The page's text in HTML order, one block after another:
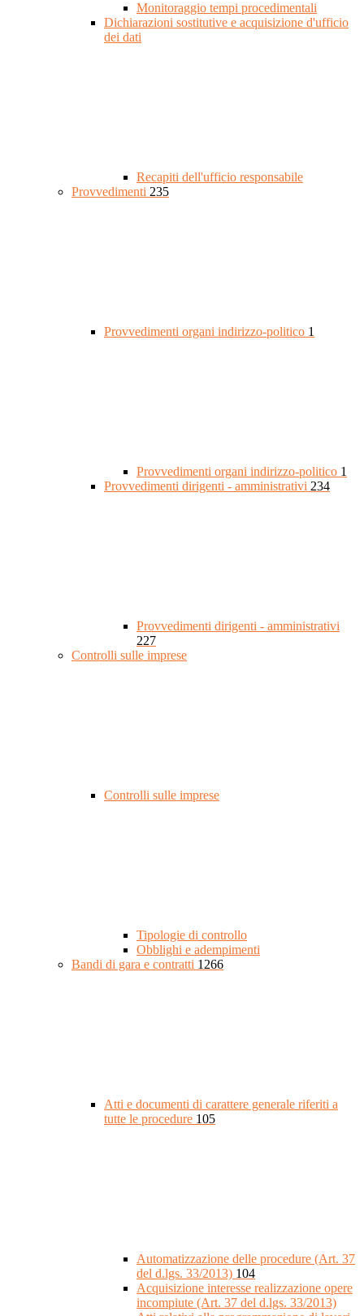
Monitoraggio tempi procedimentali
Dichiarazioni sostitutive e acquisizione d'ufficio
dei dati
Recapiti dell'ufficio responsabile
Provvedimenti 235
Provvedimenti organi indirizzo-politico 1
Provvedimenti organi indirizzo-politico 1
Provvedimenti dirigenti - amministrativi 234
Provvedimenti dirigenti - amministrativi
227
Controlli sulle imprese
Controlli sulle imprese
Tipologie di controllo
Obblighi e adempimenti
Bandi di gara e contratti 1266
Atti e documenti di carattere generale riferiti a
tutte le procedure 105
Automatizzazione delle procedure (Art. 37
del d.lgs. 33/2013) 104
Acquisizione interesse realizzazione opere
incompiute (Art. 37 del d.lgs. 33/2013)